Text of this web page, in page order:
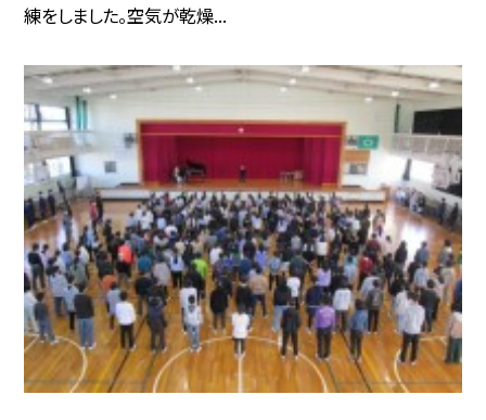
練をしました。空気が乾燥...